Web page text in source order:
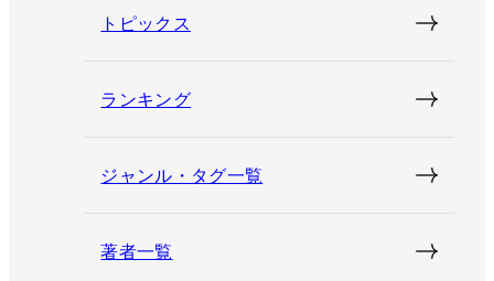
トピックス
ランキング
ジャンル・タグ一覧
著者一覧